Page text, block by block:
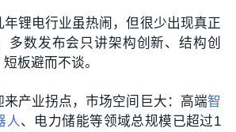
锂电行业虽热闹，但很少出现真正
多数发布会只讲架构创新、结构创
板避而不谈。
产业拐点，市场空间巨大：高端智
人 、电力储能等领域总规模已超过1